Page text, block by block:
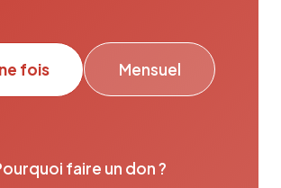
fois Mensuel
faire un don ?